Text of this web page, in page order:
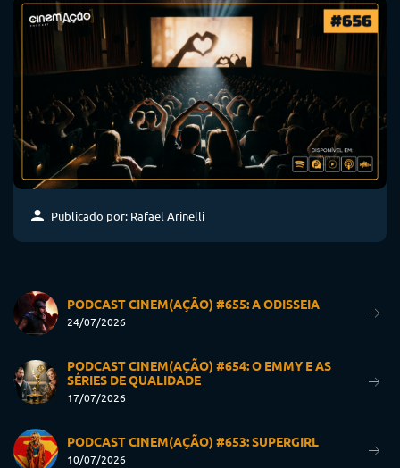
Publicado por: Rafael Arinelli
PODCAST CINEM(AÇÃO) #655: A ODISSEIA
24/07/2026
PODCAST CINEM(AÇÃO) #654: O EMMY E AS
SÉRIES DE QUALIDADE
17/07/2026
PODCAST CINEM(AÇÃO) #653: SUPERGIRL
10/07/2026